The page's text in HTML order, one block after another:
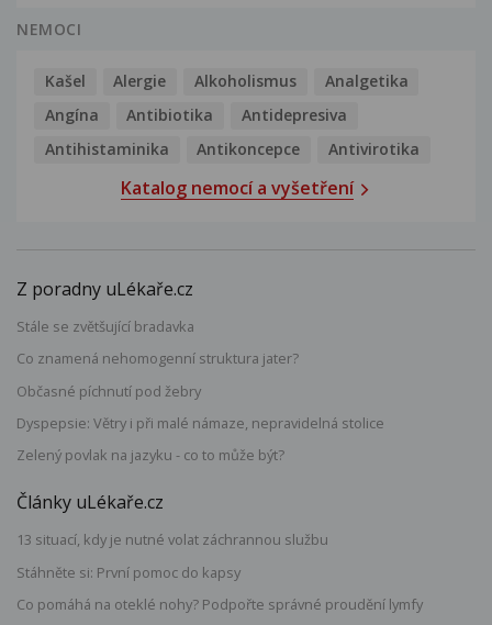
NEMOCI
Kašel Alergie Alkoholismus
Analgetika
Angína
Antibiotika
Antidepresiva
Antihistaminika
Antikoncepce Antivirotika
Katalog nemocí a vyšetření
Z poradny uLékaře.cz
Stále se zvětšující bradavka
Co znamená nehomogenní struktura jater?
Občasné píchnutí pod žebry
Dyspepsie: Větry i při malé námaze, nepravidelná stolice
Zelený povlak na jazyku - co to může být?
Články uLékaře.cz
13 situací, kdy je nutné volat záchrannou službu
Stáhněte si: První pomoc do kapsy
Co pomáhá na oteklé nohy? Podpořte správné proudění lymfy